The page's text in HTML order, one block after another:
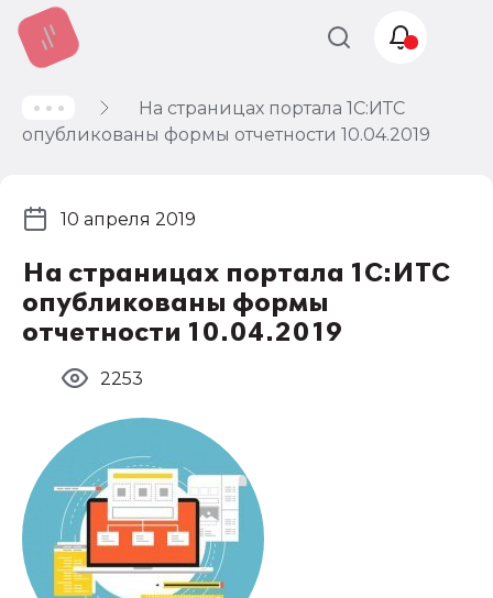
На страницах портала 1С:ИТС
опубликованы формы отчетности 10.04.2019
На страницах портала 1С:ИТС
опубликованы формы
отчетности 10.04.2019
10 апреля 2019
2253
Учет и
налогообложение